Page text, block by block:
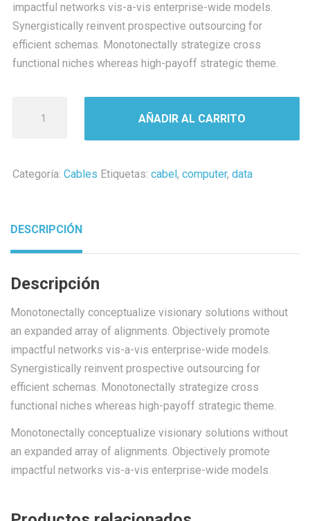
impactful networks vis-a-vis enterprise-wide models.
Synergistically reinvent prospective outsourcing for
efficient schemas. Monotonectally strategize cross
functional niches whereas high-payoff strategic theme.
Transport
AÑADIR AL CARRITO
Categoría: Cables Etiquetas: cabel, computer, data
DESCRIPCIÓN
Descripción
Monotonectally conceptualize visionary solutions without
an expanded array of alignments. Objectively promote
impactful networks vis-a-vis enterprise-wide models.
Synergistically reinvent prospective outsourcing for
efficient schemas. Monotonectally strategize cross
functional niches whereas high-payoff strategic theme.
Monotonectally conceptualize visionary solutions without
an expanded array of alignments. Objectively promote
impactful networks vis-a-vis enterprise-wide models.